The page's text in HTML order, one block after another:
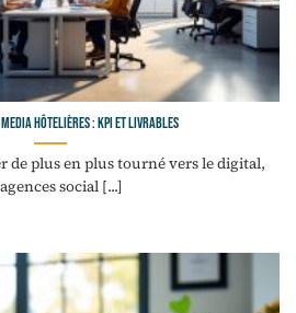
media hôtelières : KPI et livrables
de plus en plus tourné vers le digital,
social [...]